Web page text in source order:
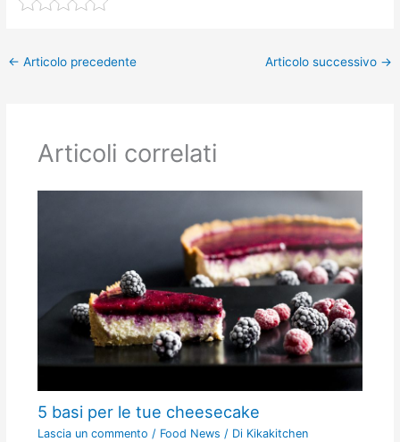
← Articolo precedente Articolo successivo →
Articoli correlati
5 basi per le tue cheesecake
Lascia un commento / Food News / Di Kikakitchen